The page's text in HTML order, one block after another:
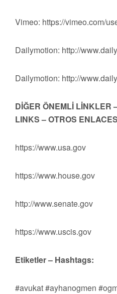
Vimeo: https://vimeo.com/
Dailymotion: http://
Dailymotion: http://
DİĞER ÖNEMLİ LİNKLER
LINKS – OTROS
https://www.usa.gov
https://www.house.gov
http://www.senate.gov
https://www.uscis.gov
Etiketler – Hashtags:
#avukat #ayhanogmen